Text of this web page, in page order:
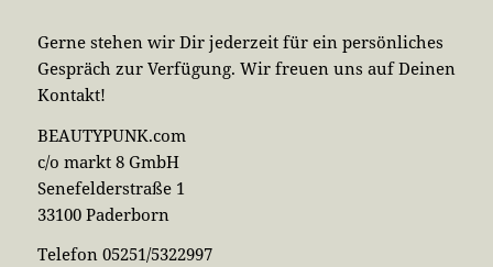
Gerne stehen wir Dir jederzeit für ein persönliches
Gespräch zur Verfügung. Wir freuen uns auf Deinen
Kontakt!
BEAUTYPUNK.com
c/o markt 8 GmbH
Senefelderstraße 1
33100 Paderborn
Telefon 05251/5322997